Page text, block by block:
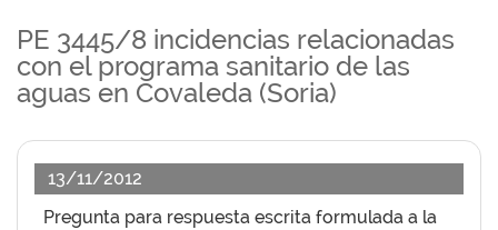
PE 3445/8 incidencias relacionadas
con el programa sanitario de las
aguas en Covaleda (Soria)
13/11/2012
Pregunta para respuesta escrita formulada a la